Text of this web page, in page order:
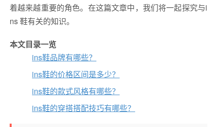
着越来越重要的角色。在这篇文章中，我们将一起探究与i
ns 鞋有关的知识。
本文目录一览
ins鞋品牌有哪些？
ins鞋的价格区间是多少？
ins鞋的款式风格有哪些？
ins鞋的穿搭搭配技巧有哪些？